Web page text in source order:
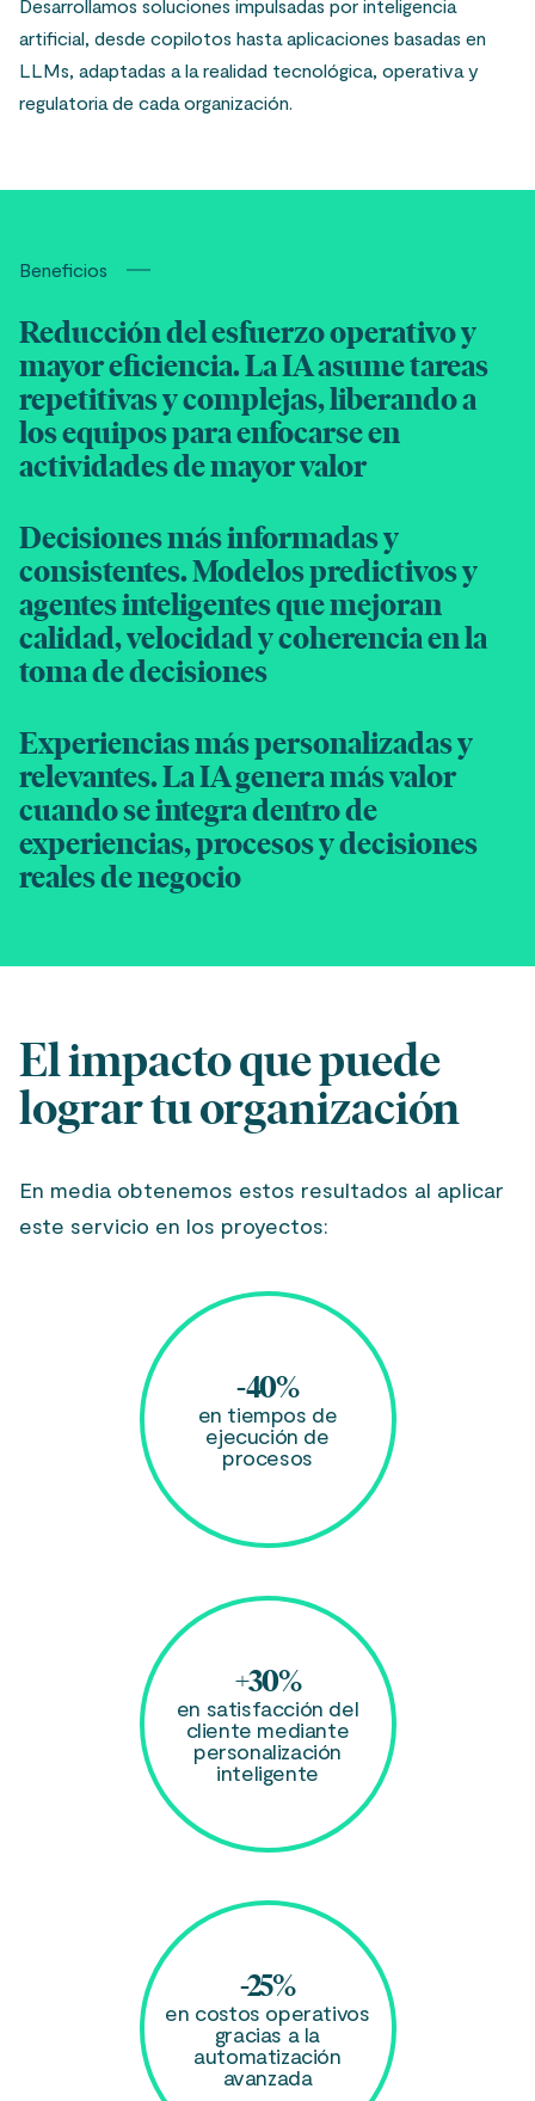
Desarrollamos soluciones impulsadas por inteligencia
artificial, desde copilotos hasta aplicaciones basadas en
LLMs, adaptadas a la realidad tecnológica, operativa y
regulatoria de cada organización.
Beneficios
Reducción del esfuerzo operativo y
mayor eficiencia. La IA asume tareas
repetitivas y complejas, liberando a
los equipos para enfocarse en
actividades de mayor valor
Decisiones más informadas y
consistentes. Modelos predictivos y
agentes inteligentes que mejoran
calidad, velocidad y coherencia en la
toma de decisiones
Experiencias más personalizadas y
relevantes. La IA genera más valor
cuando se integra dentro de
experiencias, procesos y decisiones
reales de negocio
El impacto que puede
lograr tu organización
En media obtenemos estos resultados al aplicar
este servicio en los proyectos:
-40%
en tiempos de
ejecución de
procesos
+30%
en satisfacción del
cliente mediante
personalización
inteligente
-25%
en costos operativos
gracias a la
automatización
avanzada